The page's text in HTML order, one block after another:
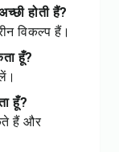
होती हैं?
विकल्प हैं।
हूँ?
हूँ?
हैं और